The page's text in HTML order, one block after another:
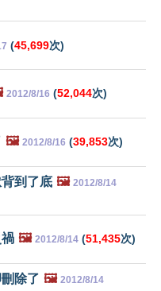
(45,699次)
2012/8/16 (52,044次)
🖼️ 2012/8/16 (39,853次)
到了底 🖼️ 2012/8/14
🖼️ 2012/8/14 (51,435次)
除了 🖼️ 2012/8/14